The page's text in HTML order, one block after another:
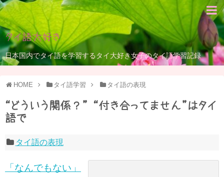
タイ語大好き
日本国内でタイ語を学習するタイ大好き女子のタイ語学習記録
HOME タイ語学習 タイ語の表現
“どういう関係？” “付き合ってません”はタイ
語で
タイ語の表現
「なんでもない」